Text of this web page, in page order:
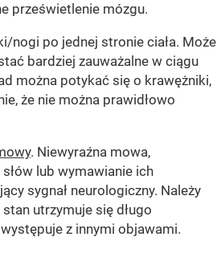
prześwietlenie mózgu.
nogi po jednej stronie ciała. Może
bardziej zauważalne w ciągu
można potykać się o krawężniki,
że nie można prawidłowo
. Niewyraźna mowa,
lub wymawianie ich
sygnał neurologiczny. Należy
utrzymuje się długo
z innymi objawami.